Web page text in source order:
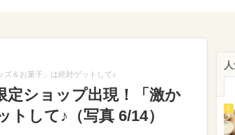
ズ＆お菓子」は絶対ゲットして♪
定ショップ出現！「激か
して♪（写真 6/14）
1